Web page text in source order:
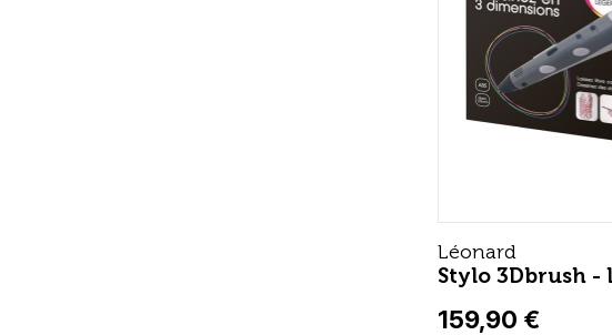
Léonard
Stylo 3Dbrush -
159,90 €